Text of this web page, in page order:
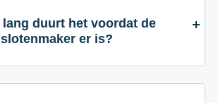
slotenmaker er is?